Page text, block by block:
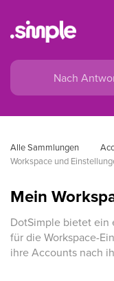
Alle Sammlungen
Workspace und
Mein
DotSimple bietet ein
für die Workspace-
ihre Accounts nach